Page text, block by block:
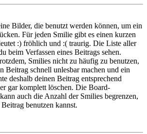
Bilder, die benutzt werden können, um ein
Für jeden Smilie gibt es einen kurzen
:) fröhlich und :( traurig. Die Liste aller
beim Verfassen eines Beitrags sehen.
Smilies nicht zu häufig zu benutzen,
Beitrag schnell unlesbar machen und ein
deshalb deinen Beitrag entsprechend
gar komplett löschen. Die Board-
auch die Anzahl der Smilies begrenzen,
benutzen kannst.